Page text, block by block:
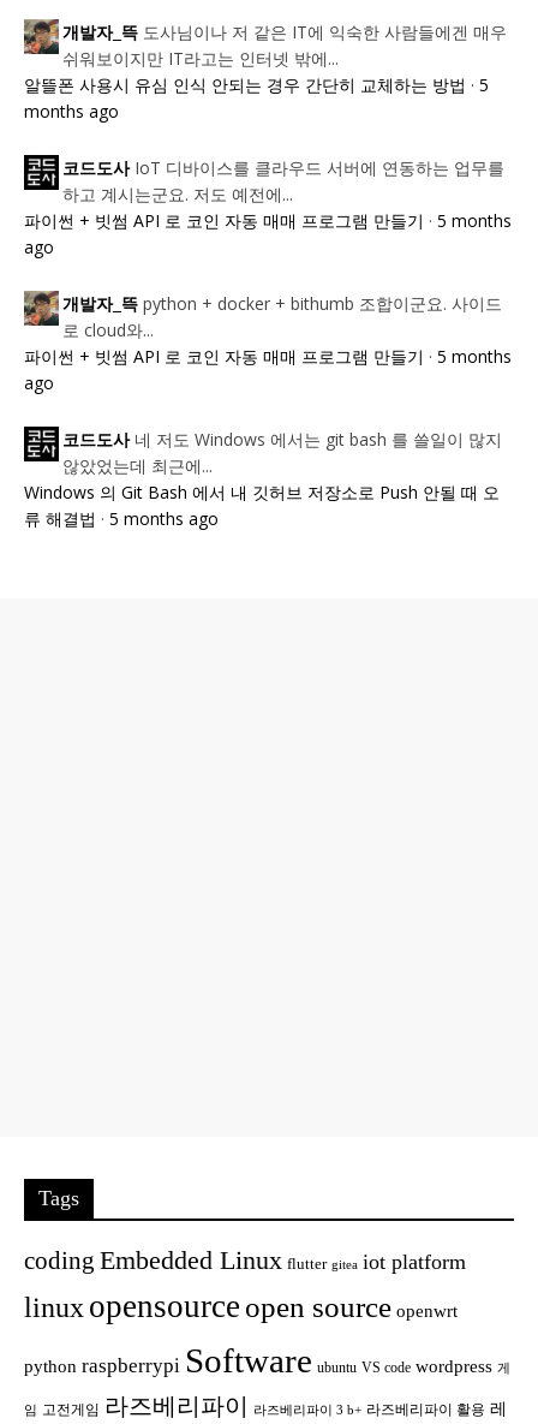
개발자_뜩 도사님이나 저 같은 IT에 익숙한 사람들에겐 매우
쉬워보이지만 IT라고는 인터넷 밖에...
알뜰폰 사용시 유심 인식 안되는 경우 간단히 교체하는 방법 · 5
months ago
코드도사 IoT 디바이스를 클라우드 서버에 연동하는 업무를
하고 계시는군요. 저도 예전에...
파이썬 + 빗썸 API 로 코인 자동 매매 프로그램 만들기 · 5 months
ago
개발자_뜩 python + docker + bithumb 조합이군요. 사이드
로 cloud와...
파이썬 + 빗썸 API 로 코인 자동 매매 프로그램 만들기 · 5 months
ago
코드도사 네 저도 Windows 에서는 git bash 를 쓸일이 많지
않았었는데 최근에...
Windows 의 Git Bash 에서 내 깃허브 저장소로 Push 안될 때 오
류 해결법 · 5 months ago
Tags
coding Embedded Linux flutter gitea iot platform
linux opensource open source openwrt
python raspberrypi Software ubuntu VS code wordpress 게
임 고전게임 라즈베리파이 라즈베리파이 3 b+ 라즈베리파이 활용 레